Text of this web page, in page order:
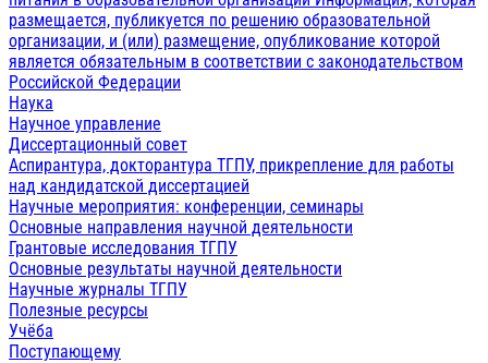
размещается, публикуется по решению образовательной
организации, и (или) размещение, опубликование которой
является обязательным в соответствии с законодательством
Российской Федерации
Наука
Научное управление
Диссертационный совет
Аспирантура, докторантура ТГПУ, прикрепление для работы
над кандидатской диссертацией
Научные мероприятия: конференции, семинары
Основные направления научной деятельности
Грантовые исследования ТГПУ
Основные результаты научной деятельности
Научные журналы ТГПУ
Полезные ресурсы
Учёба
Поступающему